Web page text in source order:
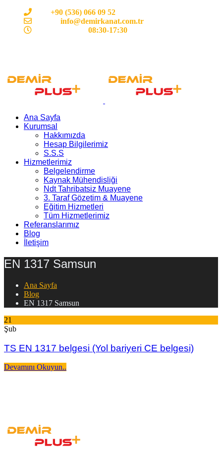
+90 (536) 066 09 52
info@demirkanat.com.tr
08:30-17:30
Ana Sayfa
Kurumsal
Hakkımızda
Hesap Bilgilerimiz
S.S.S
Hizmetlerimiz
Belgelendirme
Kaynak Mühendisliği
Ndt Tahribatsiz Muayene
3. Taraf Gözetim & Muayene
Eğitim Hizmetleri
Tüm Hizmetlerimiz
Referanslarımız
Blog
İletişim
EN 1317 Samsun
Ana Sayfa
Blog
EN 1317 Samsun
21
Şub
TS EN 1317 belgesi (Yol bariyeri CE belgesi)
Devamını Okuyun..